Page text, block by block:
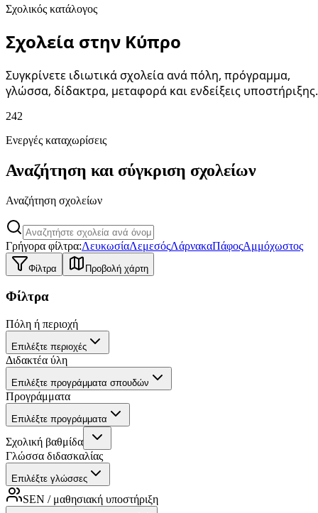
Σχολικός κατάλογος
Σχολεία στην Κύπρο
Συγκρίνετε ιδιωτικά σχολεία ανά πόλη, πρόγραμμα,
γλώσσα, δίδακτρα, μεταφορά και ενδείξεις υποστήριξης.
242
Ενεργές καταχωρίσεις
Αναζήτηση και σύγκριση σχολείων
Αναζήτηση σχολείων
Γρήγορα φίλτρα:ΛευκωσίαΛεμεσόςΛάρνακαΠάφοςΑμμόχωστος
Φίλτρα Προβολή χάρτη
Φίλτρα
Πόλη ή περιοχή
Επιλέξτε περιοχές
Διδακτέα ύλη
Επιλέξτε προγράμματα σπουδών
Προγράμματα
Επιλέξτε προγράμματα
Σχολική βαθμίδα
Γλώσσα διδασκαλίας
Επιλέξτε γλώσσες
SEN / μαθησιακή υποστήριξη